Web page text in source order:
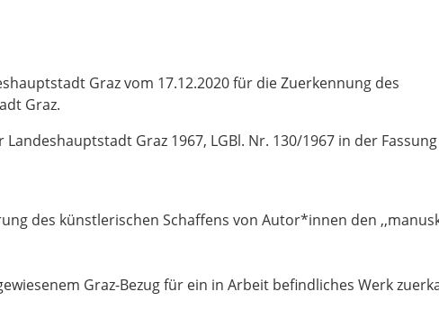
Graz vom 17.12.2020 für die Zuerkennung des
Graz.
Graz 1967, LGBl. Nr. 130/1967 in der Fassung
des künstlerischen Schaffens von Autor*innen den
Graz-Bezug für ein in Arbeit befindliches Werk